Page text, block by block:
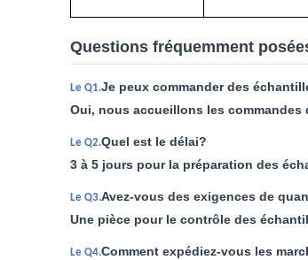
Questions fréquemment
Le Q1.Je peux commander des
Oui, nous accueillons les
Le Q2.Quel est le délai?
3 à 5 jours pour la préparation des
Le Q3.Avez-vous des exigences de
Une pièce pour le contrôle des
Le Q4.Comment expédiez-vous les